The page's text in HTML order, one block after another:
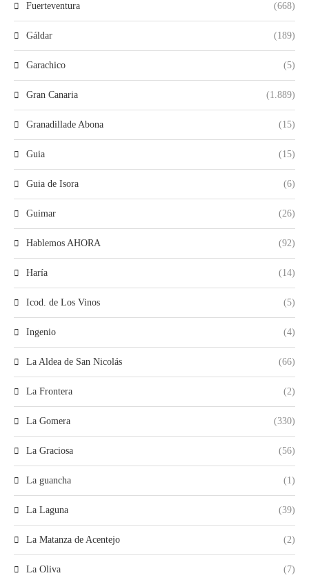
Fuerteventura (668)
Gáldar (189)
Garachico (5)
Gran Canaria (1.889)
Granadillade Abona (15)
Guia (15)
Guia de Isora (6)
Guimar (26)
Hablemos AHORA (92)
Haría (14)
Icod. de Los Vinos (5)
Ingenio (4)
La Aldea de San Nicolás (66)
La Frontera (2)
La Gomera (330)
La Graciosa (56)
La guancha (1)
La Laguna (39)
La Matanza de Acentejo (2)
La Oliva (7)